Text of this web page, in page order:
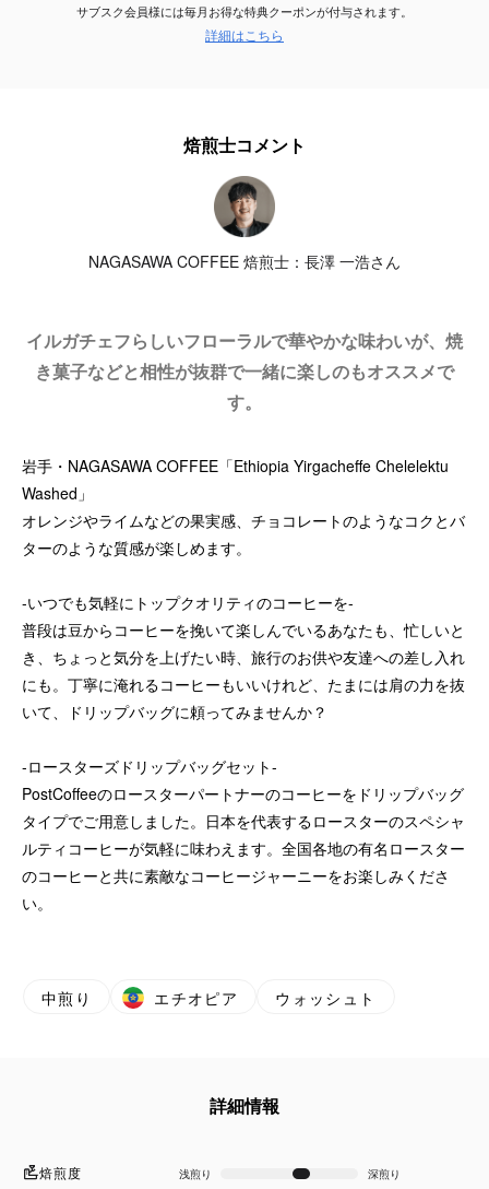
サブスク会員様には毎月お得な特典クーポンが付与されます。
詳細はこちら
焙煎士コメント
NAGASAWA COFFEE 焙煎士：長澤 一浩さん
イルガチェフらしいフローラルで華やかな味わいが、焼
き菓子などと相性が抜群で一緒に楽しのもオススメで
す。
岩手・NAGASAWA COFFEE「Ethiopia Yirgacheffe Chelelektu
Washed」
オレンジやライムなどの果実感、チョコレートのようなコクとバ
ターのような質感が楽しめます。
-いつでも気軽にトップクオリティのコーヒーを-
普段は豆からコーヒーを挽いて楽しんでいるあなたも、忙しいと
き、ちょっと気分を上げたい時、旅行のお供や友達への差し入れ
にも。丁寧に淹れるコーヒーもいいけれど、たまには肩の力を抜
いて、ドリップバッグに頼ってみませんか？
-ロースターズドリップバッグセット-
PostCoffeeのロースターパートナーのコーヒーをドリップバッグ
タイプでご用意しました。日本を代表するロースターのスペシャ
ルティコーヒーが気軽に味わえます。全国各地の有名ロースター
のコーヒーと共に素敵なコーヒージャーニーをお楽しみくださ
い。
中煎り エチオピア ウォッシュト
詳細情報
焙煎度 浅煎り 深煎り